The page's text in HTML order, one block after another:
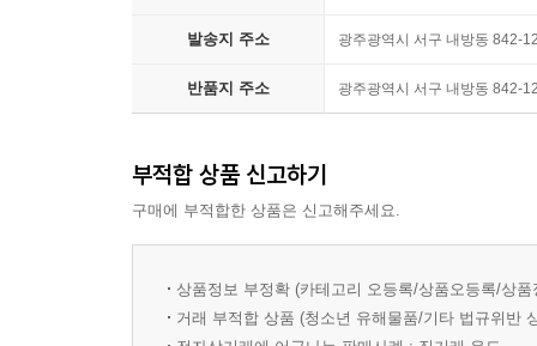
[5장 피처 엔지니어링]
[6장 모델 개발과 오프라인 평가]
측면을 알아봅니다.
기업에서 머신러닝 모델을 최대 효과로 구축,
- 조시 윌스 (위브그리드 소프트웨어 엔지니어 및
읽어야 할 책입니다.
- 고쿠 모한다스 (메이드 위드 ML 창립자)
분들에게 환상적인 자원입니다.
- 안드레이 쿠렌코프 (스탠퍼드 AI 연구소 박사 과
발송지 주소 광주광역시 서구 내방동 842-
반품지 주소 광주광역시 서구 내방동 842-
부적합 상품 신고하기
구매에 부적합한 상품은 신고해주세요.
상품정보 부정확 (카테고리 오등록/상품오등록/상
거래 부적합 상품 (청소년 유해물품/기타 법규위반